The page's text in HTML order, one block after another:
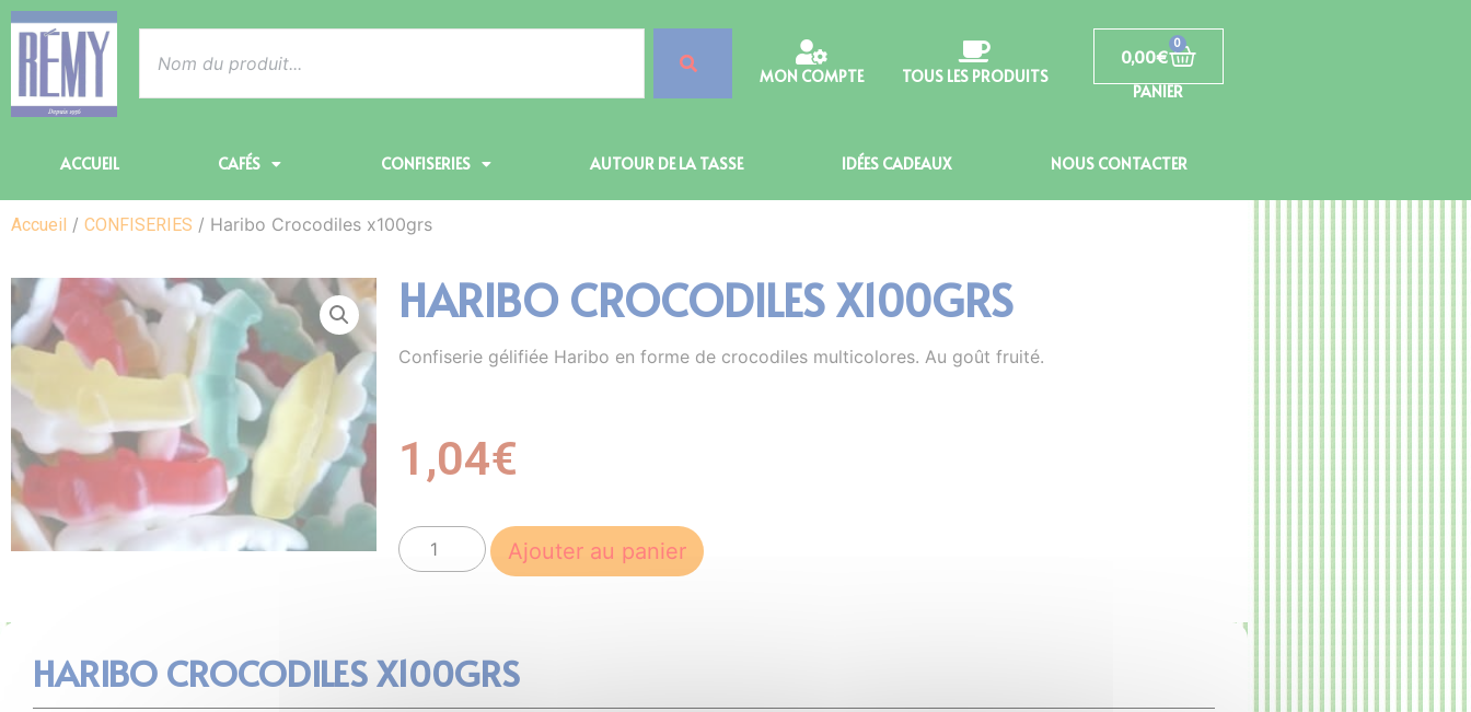
MON COMPTE TOUS LES PRODUITS
0,00€
0
PANIER
ACCUEIL CAFÉS CONFISERIES AUTOUR DE LA TASSE IDÉES CADEAUX NOUS CONTACTER
Accueil / CONFISERIES / Haribo Crocodiles x100grs
HARIBO CROCODILES X100GRS
Confiserie gélifiée Haribo en forme de crocodiles multicolores. Au goût fruité.
1,04€
Ajouter au panier
HARIBO CROCODILES X100GRS